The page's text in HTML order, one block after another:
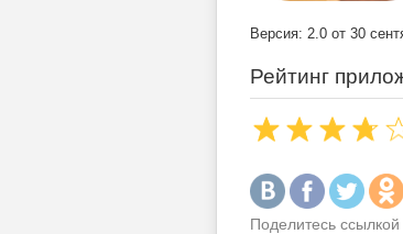
Версия: 2.0 от 30
Рейтинг
Поделитесь